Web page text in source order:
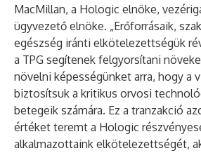
MacMillan, a Hologic elnöke,
ügyvezető elnöke. „Erőforrásaik,
egészség iránti elkötelezettségük
a TPG segítenek felgyorsítani
növelni képességünket arra, hogy a
biztosítsuk a kritikus orvosi
betegeik számára. Ez a tranzakció
értéket teremt a Hologic
alkalmazottaink elkötelezettségét,